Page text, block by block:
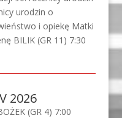
urodzin o
i opiekę Matki
BILIK (GR 11) 7:30
2026
(GR 4) 7:00